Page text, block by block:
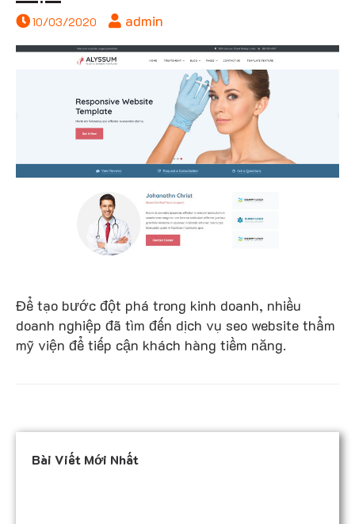
mỹ
10/03/2020 admin
Để tạo bước đột phá trong kinh doanh, nhiều
doanh nghiệp đã tìm đến dịch vụ seo website thẩm
mỹ viện để tiếp cận khách hàng tiềm năng.
Bài Viết Mới Nhất